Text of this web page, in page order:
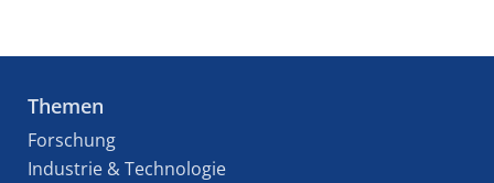
Themen
Forschung
Industrie & Technologie